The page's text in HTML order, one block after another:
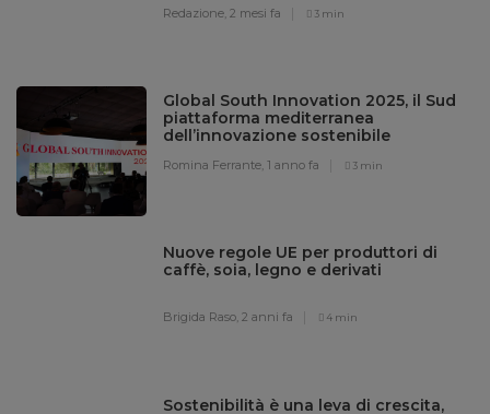
Redazione,2 mesi fa 3 min
Global South Innovation 2025, il Sud
piattaforma mediterranea
dell’innovazione sostenibile
Romina Ferrante,1 anno fa 3 min
Nuove regole UE per produttori di
caffè, soia, legno e derivati
Brigida Raso,2 anni fa 4 min
Sostenibilità è una leva di crescita,